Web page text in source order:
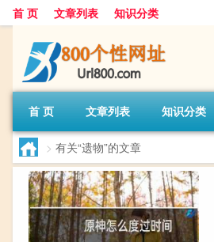
首 页 文章列表 知识分类
首 页 文章列表 知识分类
> 有关“遗物”的文章